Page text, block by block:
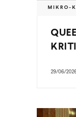
MIKRO-
29/06/